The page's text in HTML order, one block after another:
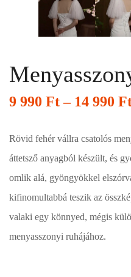
9 990 Ft – 14 990
Rövid fehér vállra csatolós
áttetsző anyagból készült, és
omlik alá, gyöngyökkel
kifinomultabbá teszik az
valaki egy könnyed, mégis
menyasszonyi ruhájához.